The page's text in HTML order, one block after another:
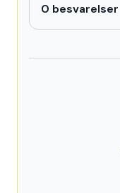
0 besvarelser